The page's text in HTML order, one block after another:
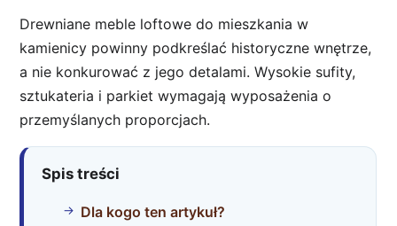
Drewniane meble loftowe do mieszkania w
kamienicy powinny podkreślać historyczne wnętrze,
a nie konkurować z jego detalami. Wysokie sufity,
sztukateria i parkiet wymagają wyposażenia o
przemyślanych proporcjach.
Spis treści
Dla kogo ten artykuł?